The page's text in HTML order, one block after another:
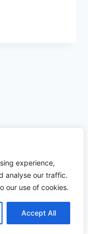
experience,
analyse our traffic.
our use of cookies.
Accept All
Ojos de Ceuta
porKadence
↑ Volver al índice